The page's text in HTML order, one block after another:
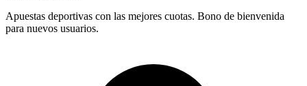
Apuestas deportivas con las mejores cuotas. Bono de bienvenida
para nuevos usuarios.